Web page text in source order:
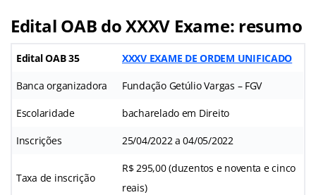
Edital OAB do XXXV Exame: resumo
Edital OAB 35 XXXV EXAME DE ORDEM UNIFICADO
Banca organizadora Fundação Getúlio Vargas – FGV
Escolaridade bacharelado em Direito
Inscrições 25/04/2022 a 04/05/2022
Taxa de inscrição
R$ 295,00 (duzentos e noventa e cinco
reais)